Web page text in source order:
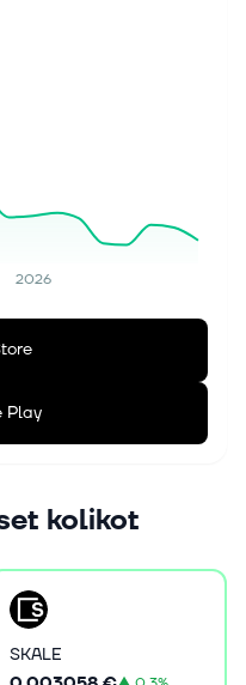
2026
Play
kolikot
SKALE